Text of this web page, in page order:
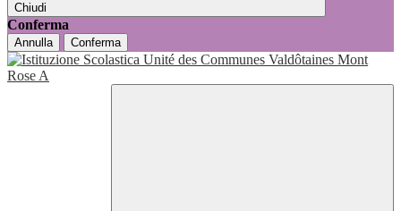
Chiudi
Conferma
Annulla Conferma